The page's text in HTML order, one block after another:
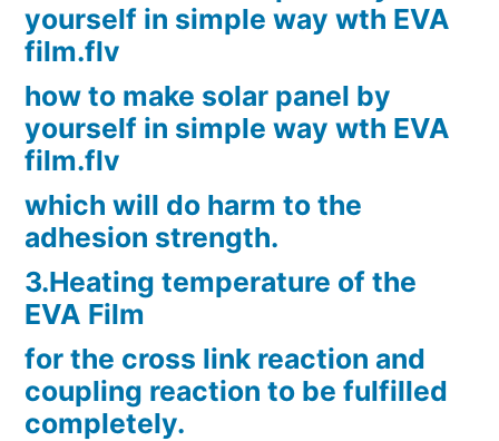
yourself in simple way wth EVA
film.flv
how to make solar panel by
yourself in simple way wth EVA
film.flv
which will do harm to the
adhesion strength.
3.Heating temperature of the
EVA Film
for the cross link reaction and
coupling reaction to be fulfilled
completely.